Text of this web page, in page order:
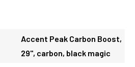
Accent Peak Carbon Boost,
29", carbon, black magic